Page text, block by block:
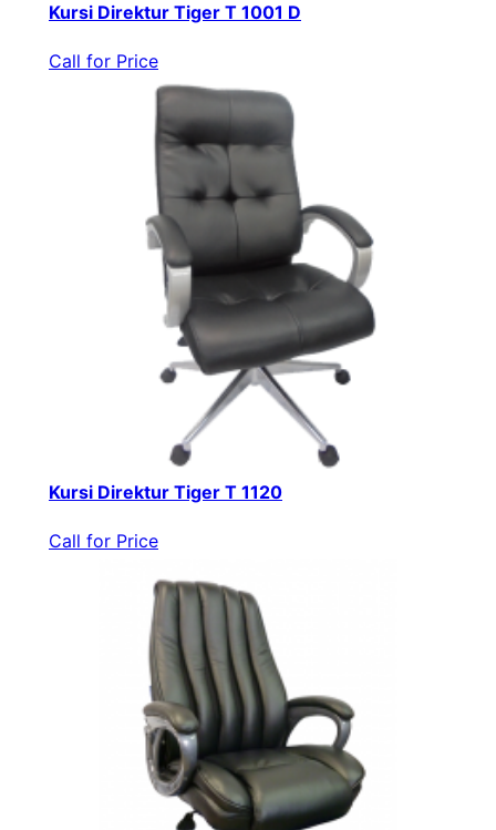
Kursi Direktur Tiger T 1001 D
Call for Price
Kursi Direktur Tiger T 1120
Call for Price